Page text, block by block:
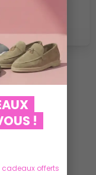
!
cadeaux offerts